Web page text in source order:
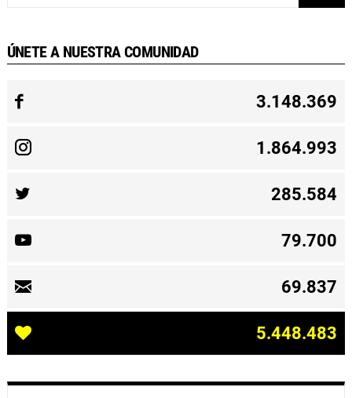
ÚNETE A NUESTRA COMUNIDAD
3.148.369
1.864.993
285.584
79.700
69.837
5.448.483